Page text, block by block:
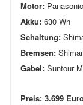
Motor:
Akku: 630 Wh
Schaltung:
Bremsen:
Gabel: Suntour
Preis: 3.699